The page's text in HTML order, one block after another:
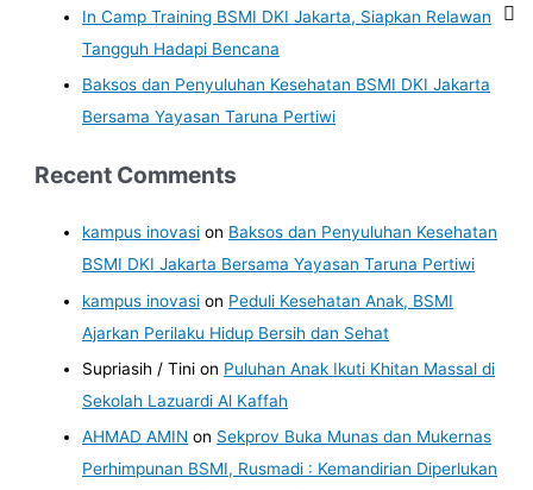
In Camp Training BSMI DKI Jakarta, Siapkan Relawan
Tangguh Hadapi Bencana
Baksos dan Penyuluhan Kesehatan BSMI DKI Jakarta
Bersama Yayasan Taruna Pertiwi
Recent Comments
kampus inovasi on Baksos dan Penyuluhan Kesehatan
BSMI DKI Jakarta Bersama Yayasan Taruna Pertiwi
kampus inovasi on Peduli Kesehatan Anak, BSMI
Ajarkan Perilaku Hidup Bersih dan Sehat
Supriasih / Tini on Puluhan Anak Ikuti Khitan Massal di
Sekolah Lazuardi Al Kaffah
AHMAD AMIN on Sekprov Buka Munas dan Mukernas
Perhimpunan BSMI, Rusmadi : Kemandirian Diperlukan